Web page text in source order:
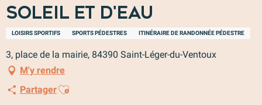
soleil et d'eau
LOISIRS SPORTIFS SPORTS PÉDESTRES ITINÉRAIRE DE RANDONNÉE PÉDESTRE
3, place de la mairie, 84390 Saint-Léger-du-Ventoux
M'y rendre
PartagerAjouter aux favoris